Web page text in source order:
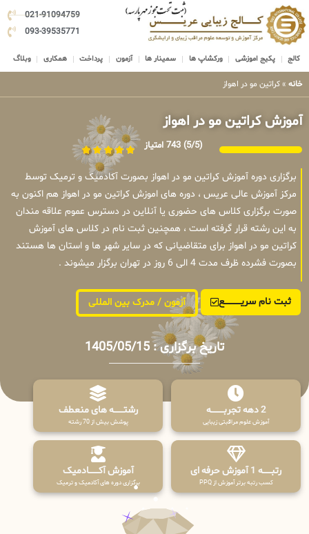
021-91094759
093-39535771
کالج پکیج اموزشی ورکشاپ ها سمینار ها آزمون پرداخت همکاری وبلاگ
خانه » کراتین مو در اهواز
آموزش کراتین مو در اهواز
(5/5) 743 امتیاز
برگزاری دوره آموزش کراتین مو در اهواز بصورت آکادمیک و ترمیک توسط
مرکز آموزش عالی عریس ، دوره های اموزش کراتین مو در اهواز هم اکنون به
صورت برگزاری کلاس های حضوری یا آنلاین در دسترس عموم علاقه مندان
به این رشته قرار گرفته است ، همچنین ثبت نام در کلاس های آموزش
کراتین مو در اهواز برای متقاضیانی که در سایر شهر ها و استان ها هستند
بصورت فشرده ظرف مدت 4 الی 6 روز در تهران برگزار میشوند .
ثبت نام سریــــــــــــع آزمون / مدرک بین المللی
تاریخ برگزاری : 1405/05/15
2 دهه تجربـــــــــه
آموزش علوم مراقبتی زیبایی
رشتـــــــه های منعطف
پوشش بیش از 70 رشته
رتبــــــه 1 آموزش حرفه ای
کسب رتبه برتر آموزش از PPQ
آموزش آکـــــــادمیک
برگزاری دوره های آکادمیک و ترمیک